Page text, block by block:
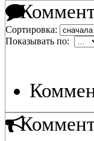
Сортировка:
Показывать по: